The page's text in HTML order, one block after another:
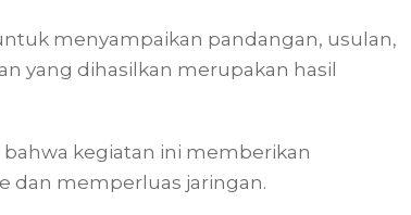
menyampaikan pandangan, usulan,
yang dihasilkan merupakan hasil
kegiatan ini memberikan
dan memperluas jaringan.